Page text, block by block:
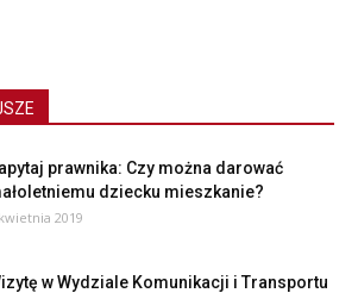
prawnika: Czy można darować
dziecku mieszkanie?
2019
w Wydziale Komunikacji i Transportu